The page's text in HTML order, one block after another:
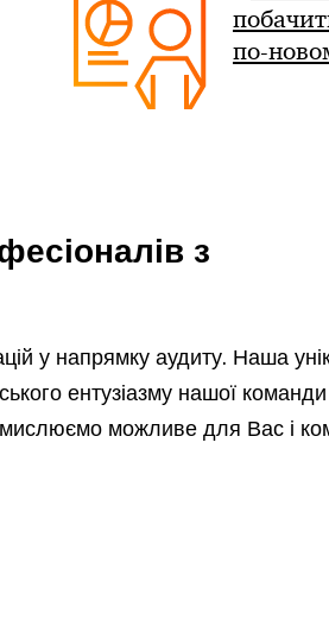
по-
з
у напрямку аудиту. Наша
ентузіазму нашої
можливе для Вас і